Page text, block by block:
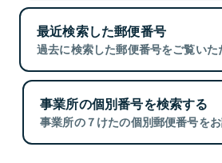
最近検索した郵便番号
過去に検索した郵便番号をご覧いた
事業所の個別番号を検索する
事業所の７けたの個別郵便番号をお